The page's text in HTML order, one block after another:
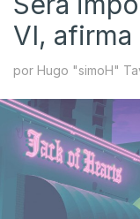
VI, afirma
por Hugo "simoH"